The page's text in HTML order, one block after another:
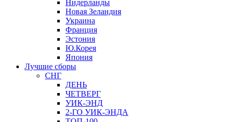
Нидерланды
Новая Зеландия
Украина
Франция
Эстония
Ю.Корея
Япония
Лучшие сборы
СНГ
ДЕНЬ
ЧЕТВЕРГ
УИК-ЭНД
2-ГО УИК-ЭНДА